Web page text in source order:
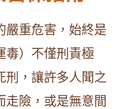
嚴重危害，始終是
毒）不僅刑責極
刑，讓許多人聞之
走險，或是無意間